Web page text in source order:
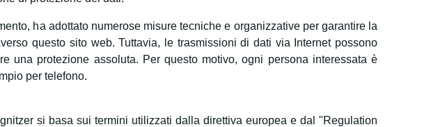
ha adottato numerose misure tecniche e organizzative per garantire la
questo sito web. Tuttavia, le trasmissioni di dati via Internet possono
una protezione assoluta. Per questo motivo, ogni persona interessata è
per telefono.
si basa sui termini utilizzati dalla direttiva europea e dal "Regulation